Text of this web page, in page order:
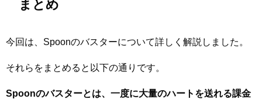
まとめ
今回は、Spoonのバスターについて詳しく解説しました。
それらをまとめると以下の通りです。
Spoonのバスターとは、一度に大量のハートを送れる課金